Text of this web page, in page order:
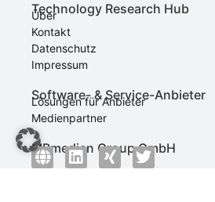
Technology Research Hub
Über
Kontakt
Datenschutz
Impressum
Software- & Service-Anbieter
Lösungen für Anbieter
Medienpartner
MBmedien Group GmbH